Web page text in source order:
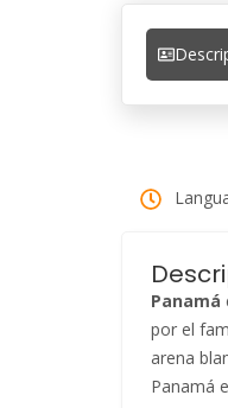
Panamá
por el
arena
Panamá